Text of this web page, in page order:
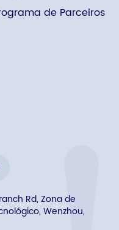
de Parceiros
Rd, Zona de
Wenzhou,